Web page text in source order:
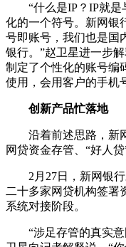
“什么是IP？IP就是
化的一个符号。新网
号即账号，我们也是国
银行。”赵卫星进一步
制定了个性化的账号编
使用，会用客户的手机
创新产品忙落地
沿着前述思路，新网
网贷资金存管、“好人贷
2月27日，新网银行
二十多家网贷机构签署
系统对接阶段。
“涉足存管的真实意